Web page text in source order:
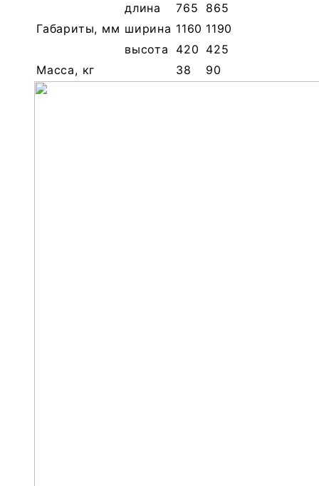
Габариты, мм
длина 765
865
ширина 1160 1190
высота
420 425
Масса, кг
38 90